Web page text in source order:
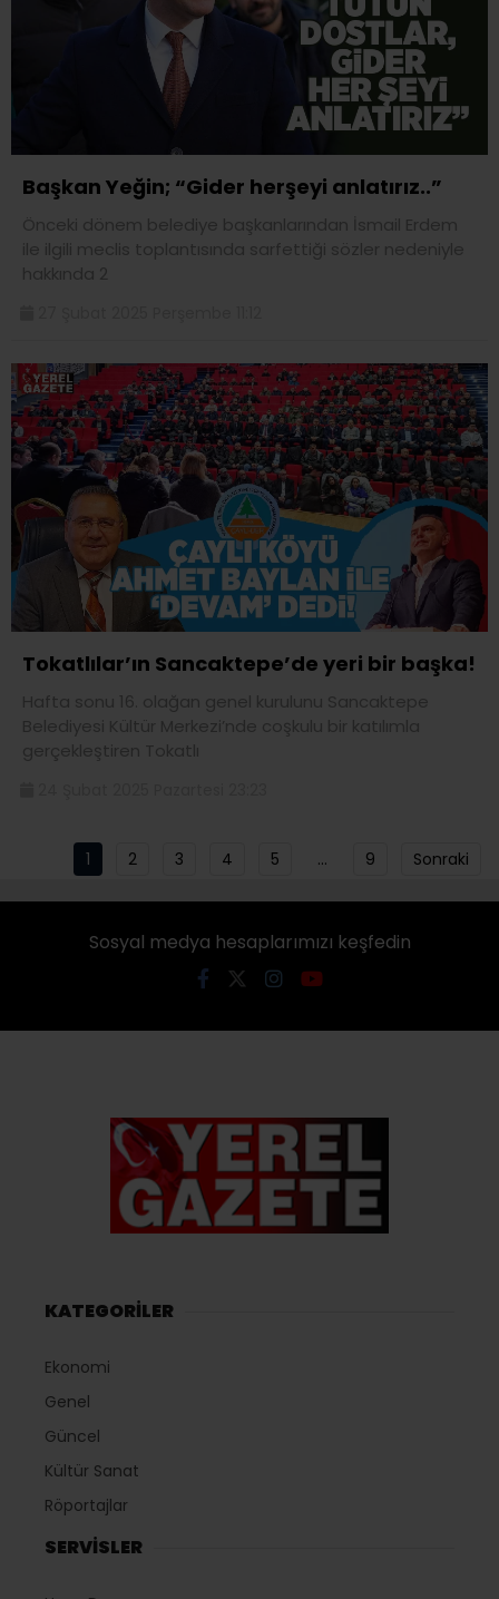
Başkan Yeğin; “Gider herşeyi anlatırız..”
Önceki dönem belediye başkanlarından İsmail Erdem
ile ilgili meclis toplantısında sarfettiği sözler nedeniyle
hakkında 2
Tokatlılar’ın Sancaktepe’de yeri bir başka!
Hafta sonu 16. olağan genel kurulunu Sancaktepe
Belediyesi Kültür Merkezi’nde coşkulu bir katılımla
gerçekleştiren Tokatlı
1 2 3 4 5 … 9 Sonraki
Sosyal medya hesaplarımızı keşfedin
KATEGORİLER
Ekonomi
Genel
Güncel
Kültür Sanat
Röportajlar
SERVİSLER